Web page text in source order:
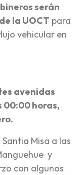
serán
la UOCT para
vehicular en
avenidas
00:00 horas,
Misa a las
y
con algunos